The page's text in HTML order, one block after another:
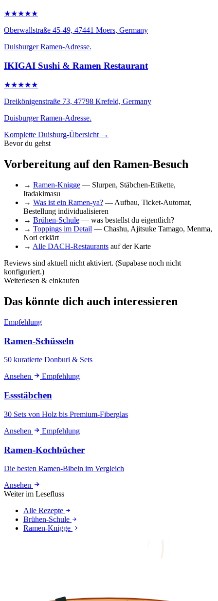
★★★★★
Oberwallstraße 45-49, 47441 Moers, Germany
Duisburger Ramen-Adresse.
IKIGAI Sushi & Ramen Restaurant
★★★★★
Dreikönigenstraße 73, 47798 Krefeld, Germany
Duisburger Ramen-Adresse.
Komplette Duisburg-Übersicht →
Bevor du gehst
Vorbereitung auf den Ramen-Besuch
→ Ramen-Knigge — Slurpen, Stäbchen-Etikette,
Itadakimasu
→ Was ist ein Ramen-ya? — Aufbau, Ticket-Automat,
Bestellung individualisieren
→ Brühen-Schule — was bestellst du eigentlich?
→ Toppings im Detail — Chashu, Ajitsuke Tamago, Menma,
Nori erklärt
→ Alle DACH-Restaurants auf der Karte
Reviews sind aktuell nicht aktiviert. (Supabase noch nicht
konfiguriert.)
Weiterlesen & einkaufen
Das könnte dich auch interessieren
Empfehlung
Ramen-Schüsseln
50 kuratierte Donburi & Sets
Ansehen
Empfehlung
Essstäbchen
30 Sets von Holz bis Premium-Fiberglas
Ansehen
Empfehlung
Ramen-Kochbücher
Die besten Ramen-Bibeln im Vergleich
Ansehen
Weiter im Lesefluss
Alle Rezepte
Brühen-Schule
Ramen-Knigge